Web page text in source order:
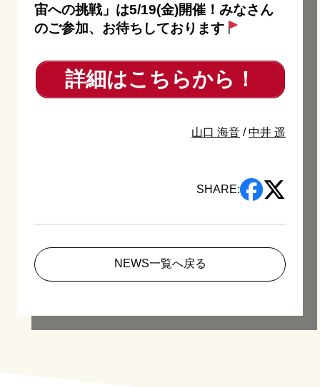
宙への挑戦」は5/19(金)開催！みなさん
のご参加、お待ちしております
詳細はこちらから！
山口 海音 /中井 遥
SHARE:
NEWS一覧へ戻る